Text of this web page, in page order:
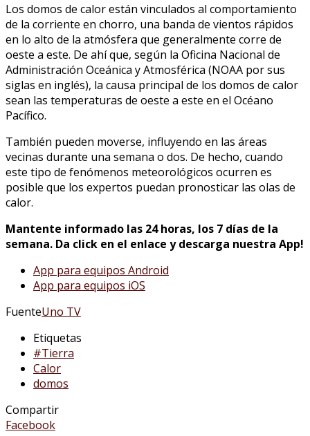
Los domos de calor están vinculados al comportamiento
de la corriente en chorro, una banda de vientos rápidos
en lo alto de la atmósfera que generalmente corre de
oeste a este. De ahí que, según la Oficina Nacional de
Administración Oceánica y Atmosférica (NOAA por sus
siglas en inglés), la causa principal de los domos de calor
sean las temperaturas de oeste a este en el Océano
Pacífico.
También pueden moverse, influyendo en las áreas
vecinas durante una semana o dos. De hecho, cuando
este tipo de fenómenos meteorológicos ocurren es
posible que los expertos puedan pronosticar las olas de
calor.
Mantente informado las 24 horas, los 7 días de la
semana. Da click en el enlace y descarga nuestra App!
App para equipos Android
App para equipos iOS
FuenteUno TV
Etiquetas
#Tierra
Calor
domos
Compartir
Facebook